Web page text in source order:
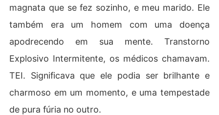
magnata que se fez sozinho, e meu marido. Ele
também era um homem com uma doença
apodrecendo em sua mente. Transtorno
Explosivo Intermitente, os médicos chamavam.
TEI. Significava que ele podia ser brilhante e
charmoso em um momento, e uma tempestade
de pura fúria no outro.